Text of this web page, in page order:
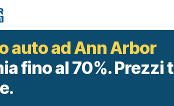
auto ad Ann Arbor
fino al 70%.